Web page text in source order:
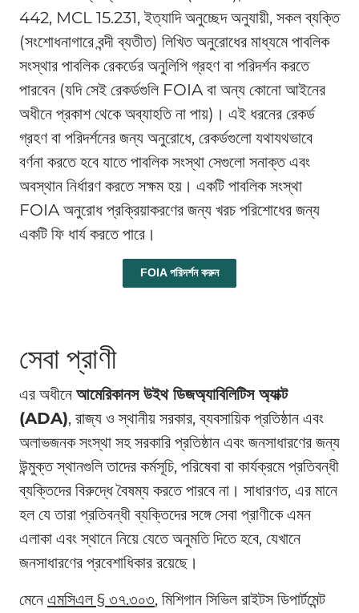
442, MCL 15.231, ইত্যাদি অনুচ্ছেদ অনুযায়ী, সকল ব্যক্তি
(সংশোধনাগারে বন্দী ব্যতীত) লিখিত অনুরোধের মাধ্যমে পাবলিক
সংস্থার পাবলিক রেকর্ডের অনুলিপি গ্রহণ বা পরিদর্শন করতে
পারবেন (যদি সেই রেকর্ডগুলি FOIA বা অন্য কোনো আইনের
অধীনে প্রকাশ থেকে অব্যাহতি না পায়)। এই ধরনের রেকর্ড
গ্রহণ বা পরিদর্শনের জন্য অনুরোধে, রেকর্ডগুলো যথাযথভাবে
বর্ণনা করতে হবে যাতে পাবলিক সংস্থা সেগুলো সনাক্ত এবং
অবস্থান নির্ধারণ করতে সক্ষম হয়। একটি পাবলিক সংস্থা
FOIA অনুরোধ প্রক্রিয়াকরণের জন্য খরচ পরিশোধের জন্য
একটি ফি ধার্য করতে পারে।
FOIA পরিদর্শন করুন
সেবা প্রাণী
এর অধীনে আমেরিকানস উইথ ডিজঅ্যাবিলিটিস অ্যাক্ট
(ADA), রাজ্য ও স্থানীয় সরকার, ব্যবসায়িক প্রতিষ্ঠান এবং
অলাভজনক সংস্থা সহ সরকারি প্রতিষ্ঠান এবং জনসাধারণের জন্য
উন্মুক্ত স্থানগুলি তাদের কর্মসূচি, পরিষেবা বা কার্যক্রমে প্রতিবন্ধী
ব্যক্তিদের বিরুদ্ধে বৈষম্য করতে পারবে না। সাধারণত, এর মানে
হল যে তারা প্রতিবন্ধী ব্যক্তিদের সঙ্গে সেবা প্রাণীকে এমন
এলাকা এবং স্থানে নিয়ে যেতে অনুমতি দিতে হবে, যেখানে
জনসাধারণের প্রবেশাধিকার রয়েছে।
মেনে এমসিএল § ৩৭.৩০৩, মিশিগান সিভিল রাইটস ডিপার্টমেন্ট